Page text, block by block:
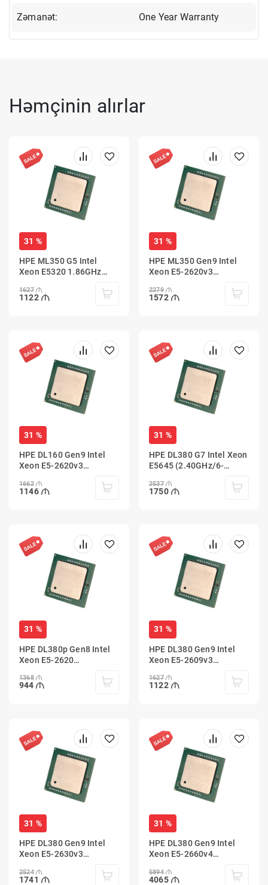
Zəmanət: One Year Warranty
Həmçinin alırlar
31 %
HPE ML350 G5 Intel
Xeon E5320 1.86GHz
1627
1122
31 %
HPE ML350 Gen9 Intel
Xeon E5-2620v3
core/15MB/85W)
2279
1572
31 %
HPE DL160 Gen9 Intel
Xeon E5-2620v3
core/15MB/85W)
1662
1146
31 %
HPE DL380 G7 Intel Xeon
E5645 (2.40GHz/6-
2537
1750
31 %
HPE DL380p Gen8 Intel
Xeon E5-2620
core/15MB/95W)
1368
944
31 %
HPE DL380 Gen9 Intel
Xeon E5-2609v3
core/15MB/85W)
1627
1122
31 %
HPE DL380 Gen9 Intel
Xeon E5-2630v3
core/20MB/85W)
2524
1741
31 %
HPE DL380 Gen9 Intel
Xeon E5-2660v4
core/35MB/105W)
5894
4065